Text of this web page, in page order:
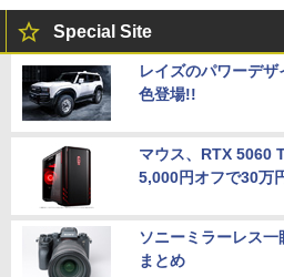
Special Site
レイズのパワーデ
色登場!!
マウス、RTX 5060
5,000円オフで30万
ソニーミラーレス
まとめ